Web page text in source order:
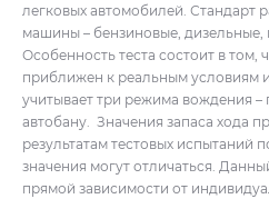
легковых автомобилей. Стандарт
машины – бензиновые, дизельные,
Особенность теста состоит в том,
приближен к реальным условиям
учитывает три режима вождения –
автобану. Значения запаса хода
результатам тестовых испытаний
значения могут отличаться.
прямой зависимости от